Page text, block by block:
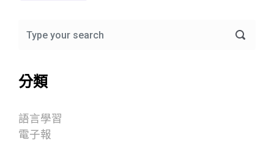
分類
語言學習
電子報